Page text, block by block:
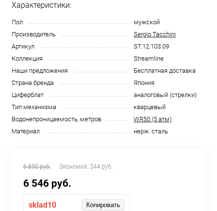
Характеристики:
Пол
мужской
Производитель
Sergio Tacchini
Артикул
ST.12.103.09
Коллекция
Streamline
Наши предложения
Бесплатная доставка
Страна бренда
Япония
Циферблат
аналоговый (стрелки)
Тип механизма
кварцевый
Водонепроницаемость, метров
WR50 (5 атм)
Материал
нерж. сталь
6 890 руб. Экономия: 344 руб.
6 546 руб.
sklad10 Копировать